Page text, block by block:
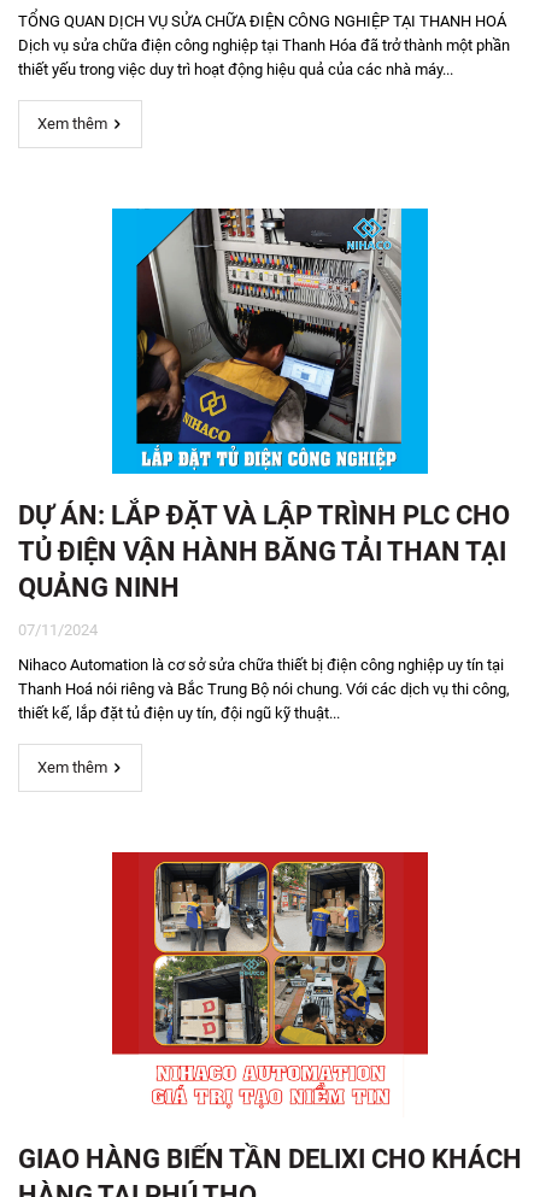
TỔNG QUAN DỊCH VỤ SỬA CHỮA ĐIỆN CÔNG NGHIỆP TẠI THANH HOÁ
Dịch vụ sửa chữa điện công nghiệp tại Thanh Hóa đã trở thành một phần
thiết yếu trong việc duy trì hoạt động hiệu quả của các nhà máy...
Xem thêm
DỰ ÁN: LẮP ĐẶT VÀ LẬP TRÌNH PLC CHO
TỦ ĐIỆN VẬN HÀNH BĂNG TẢI THAN TẠI
QUẢNG NINH
07/11/2024
Nihaco Automation là cơ sở sửa chữa thiết bị điện công nghiệp uy tín tại
Thanh Hoá nói riêng và Bắc Trung Bộ nói chung. Với các dịch vụ thi công,
thiết kế, lắp đặt tủ điện uy tín, đội ngũ kỹ thuật...
Xem thêm
GIAO HÀNG BIẾN TẦN DELIXI CHO KHÁCH